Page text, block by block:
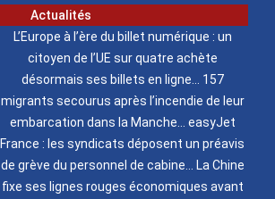
Actualités
L’Europe à l’ère du billet numérique : un
citoyen de l’UE sur quatre achète
désormais ses billets en ligne
157
migrants secourus après l’incendie de leur
embarcation dans la Manche
easyJet
France : les syndicats déposent un préavis
de grève du personnel de cabine
La Chine
fixe ses lignes rouges économiques avant